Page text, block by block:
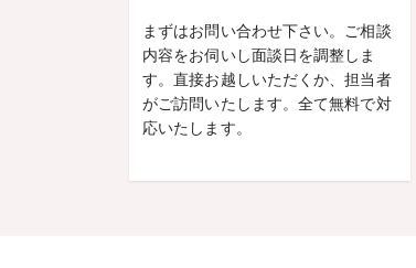
まずはお問い合わせ下さい。ご相談
内容をお伺いし面談日を調整しま
す。直接お越しいただくか、担当者
がご訪問いたします。全て無料で対
応いたします。